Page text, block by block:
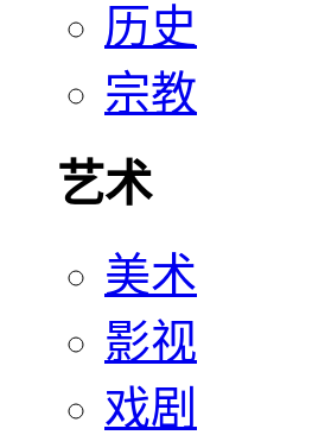
历史
宗教
艺术
美术
影视
戏剧